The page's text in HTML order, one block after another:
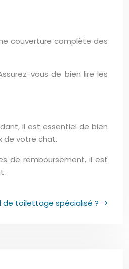
couverture complète des
vous de bien lire les
il est essentiel de bien
de votre chat.
de remboursement, il est
de toilettage spécialisé ?